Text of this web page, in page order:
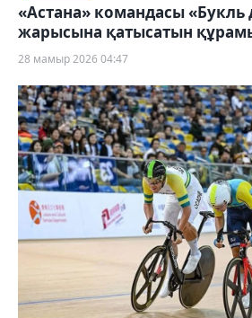
«Астана» командасы
жарысына қатысатын
28 мамыр 2026 04:47